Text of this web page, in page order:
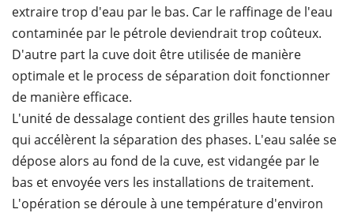
extraire trop d'eau par le bas. Car le raffinage de l'eau
contaminée par le pétrole deviendrait trop coûteux.
D'autre part la cuve doit être utilisée de manière
optimale et le process de séparation doit fonctionner
de manière efficace.
L'unité de dessalage contient des grilles haute tension
qui accélèrent la séparation des phases. L'eau salée se
dépose alors au fond de la cuve, est vidangée par le
bas et envoyée vers les installations de traitement.
L'opération se déroule à une température d'environ